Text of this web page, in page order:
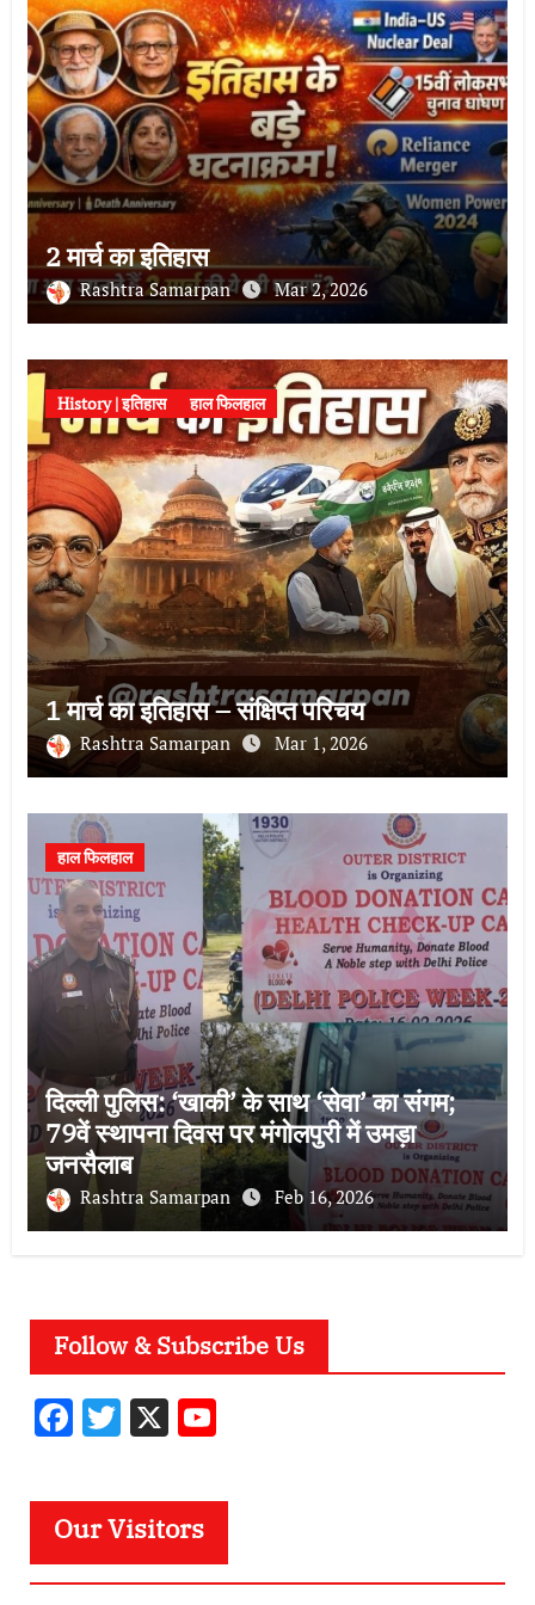
2 मार्च का इतिहास
Rashtra Samarpan Mar 2, 2026
History | इतिहास हाल फिलहाल
1 मार्च का इतिहास – संक्षिप्त परिचय
Rashtra Samarpan Mar 1, 2026
हाल फिलहाल
दिल्ली पुलिस: ‘खाकी’ के साथ ‘सेवा’ का संगम;
79वें स्थापना दिवस पर मंगोलपुरी में उमड़ा
जनसैलाब
Rashtra Samarpan Feb 16, 2026
Follow & Subscribe Us
F
e
b
o
T
it
te
r
X Y
u
u
Our Visitors